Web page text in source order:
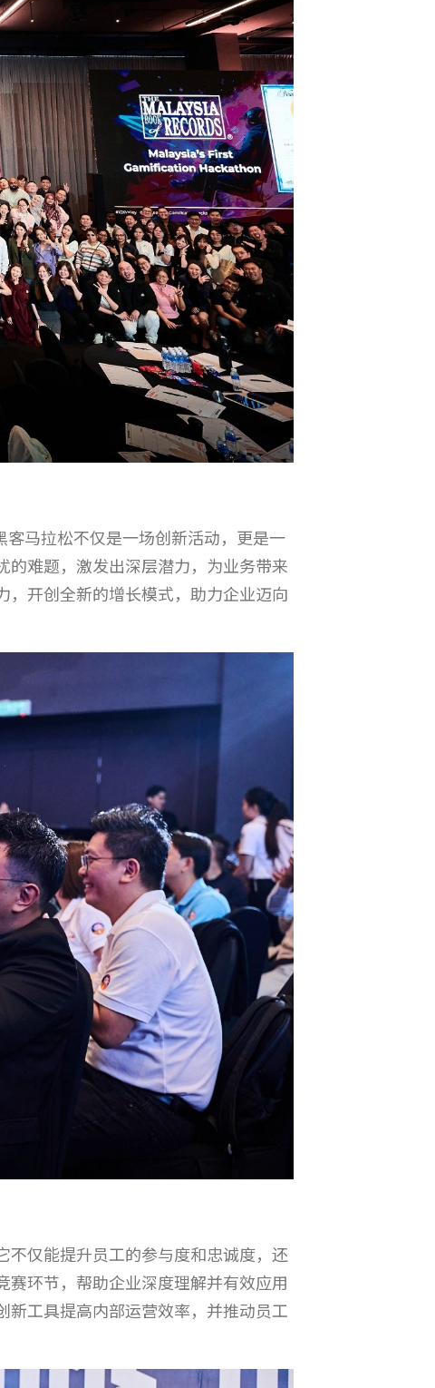
马拉松不仅是一场创新活动，更是一
难题，激发出深层潜力，为业务带来
开创全新的增长模式，助力企业迈向
不仅能提升员工的参与度和忠诚度，还
环节，帮助企业深度理解并有效应用
工具提高内部运营效率，并推动员工